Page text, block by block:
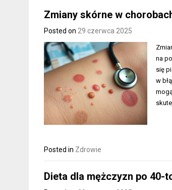
Zmiany skórne w
Posted on 29 czerwca 2025
na
się
w
Posted in Zdrowie
Dieta dla mężczyzn po 40-